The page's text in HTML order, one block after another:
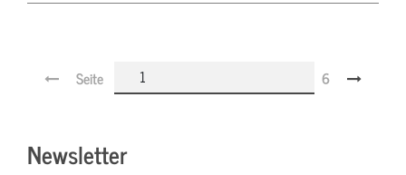
Seite 6
Newsletter